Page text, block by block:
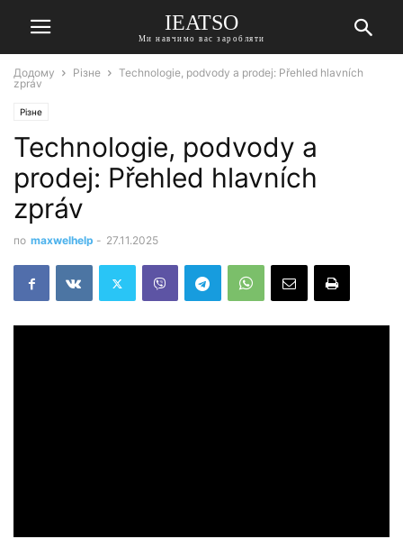
IEATSO
Ми навчимо вас заробляти
Додому Різне
Technologie, podvody a prodej: Přehled hlavních
zpráv
Різне
Technologie, podvody a
prodej: Přehled hlavních
zpráv
по maxwelhelp - 27.11.2025